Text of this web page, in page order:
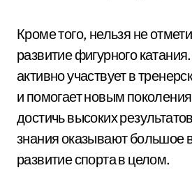
Кроме того, нельзя не
развитие фигурного
активно участвует в
и помогает новым
достичь высоких
знания оказывают большое
развитие спорта в целом.